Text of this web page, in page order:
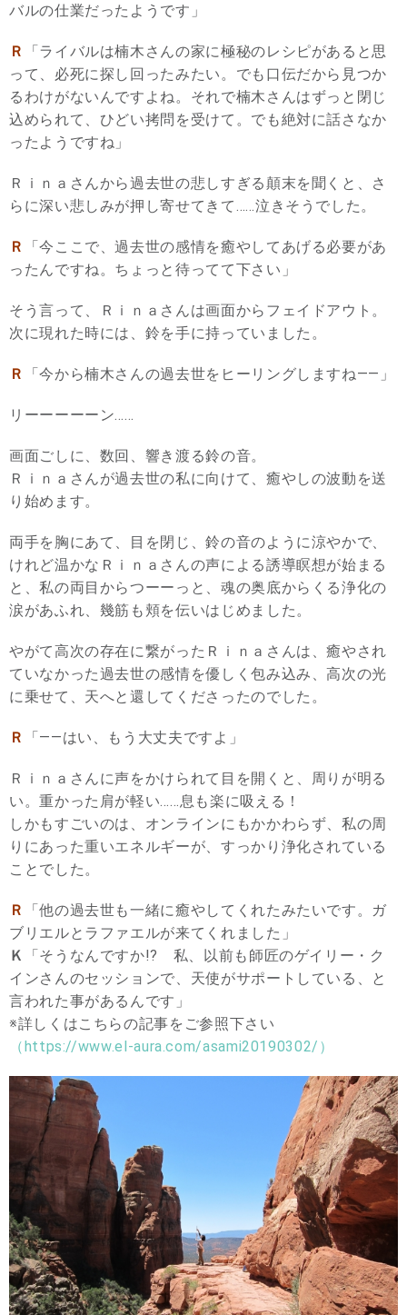
バルの仕業だったようです」
Ｒ
「ライバルは楠木さんの家に極秘のレシピがあると思
って、必死に探し回ったみたい。でも口伝だから見つか
るわけがないんですよね。それで楠木さんはずっと閉じ
込められて、ひどい拷問を受けて。でも絶対に話さなか
ったようですね」
Ｒｉｎａさんから過去世の悲しすぎる顛末を聞くと、さ
らに深い悲しみが押し寄せてきて……泣きそうでした。
Ｒ
「今ここで、過去世の感情を癒やしてあげる必要があ
ったんですね。ちょっと待ってて下さい」
そう言って、Ｒｉｎａさんは画面からフェイドアウト。
次に現れた時には、鈴を手に持っていました。
Ｒ 「今から楠木さんの過去世をヒーリングしますね——」
リーーーーーン……
画面ごしに、数回、響き渡る鈴の音。
Ｒｉｎａさんが過去世の私に向けて、癒やしの波動を送
り始めます。
両手を胸にあて、目を閉じ、鈴の音のように涼やかで、
けれど温かなＲｉｎａさんの声による誘導瞑想が始まる
と、私の両目からつーーっと、魂の奥底からくる浄化の
涙があふれ、幾筋も頬を伝いはじめました。
やがて高次の存在に繋がったＲｉｎａさんは、癒やされ
ていなかった過去世の感情を優しく包み込み、高次の光
に乗せて、天へと還してくださったのでした。
Ｒ 「——はい、もう大丈夫ですよ」
Ｒｉｎａさんに声をかけられて目を開くと、周りが明る
い。重かった肩が軽い……息も楽に吸える！
しかもすごいのは、オンラインにもかかわらず、私の周
りにあった重いエネルギーが、すっかり浄化されている
ことでした。
Ｒ
「他の過去世も一緒に癒やしてくれたみたいです。ガ
ブリエルとラファエルが来てくれました」
Ｋ
「そうなんですか!? 私、以前も師匠のゲイリー・ク
インさんのセッションで、天使がサポートしている、と
言われた事があるんです」
※詳しくはこちらの記事をご参照下さい
（https://www.el-aura.com/asami20190302/）